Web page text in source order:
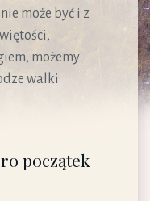
może być i z
możemy
walki
początek